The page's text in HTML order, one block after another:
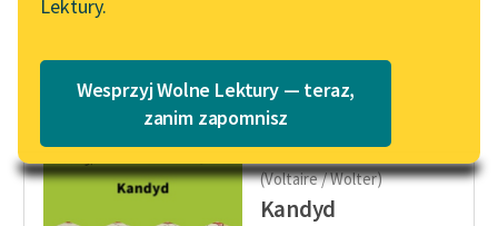
Lektury szkolne i klasyka
literatury do słuchania dla
uczennic i uczniów z
niepełnosprawnościami
Katalog w formacie PDF
Lektury.
Wesprzyj Wolne Lektury — teraz,
zanim zapomnisz
Czytaj więcej
François-Marie Arouet
(Voltaire / Wolter)
Kandyd